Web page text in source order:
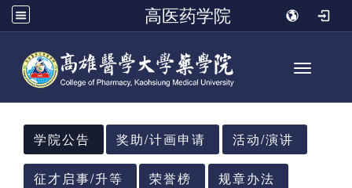
高医药学院
Toggle
:::
学院公告
奖助/计画申请 活动/演讲
征才启事/升等 荣誉榜 规章办法